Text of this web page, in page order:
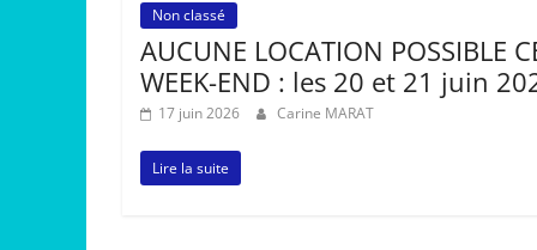
Non classé
AUCUNE LOCATION POSSIBLE
WEEK-END : les 20 et 21 juin
17 juin 2026 Carine MARAT
Lire la suite